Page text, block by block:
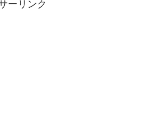
ーリンク